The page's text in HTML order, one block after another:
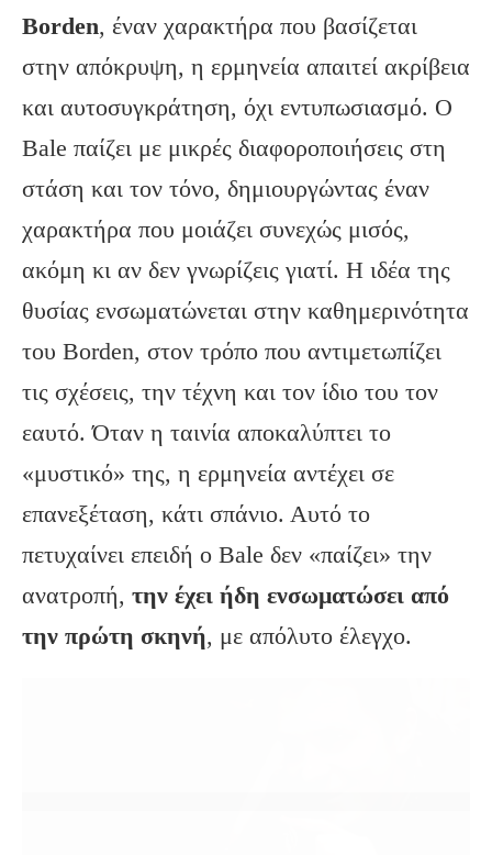
Borden, έναν χαρακτήρα που βασίζεται
στην απόκρυψη, η ερμηνεία απαιτεί ακρίβεια
και αυτοσυγκράτηση, όχι εντυπωσιασμό. Ο
Bale παίζει με μικρές διαφοροποιήσεις στη
στάση και τον τόνο, δημιουργώντας έναν
χαρακτήρα που μοιάζει συνεχώς μισός,
ακόμη κι αν δεν γνωρίζεις γιατί. Η ιδέα της
θυσίας ενσωματώνεται στην καθημερινότητα
του Borden, στον τρόπο που αντιμετωπίζει
τις σχέσεις, την τέχνη και τον ίδιο του τον
εαυτό. Όταν η ταινία αποκαλύπτει το
«μυστικό» της, η ερμηνεία αντέχει σε
επανεξέταση, κάτι σπάνιο. Αυτό το
πετυχαίνει επειδή ο Bale δεν «παίζει» την
ανατροπή, την έχει ήδη ενσωματώσει από
την πρώτη σκηνή, με απόλυτο έλεγχο.